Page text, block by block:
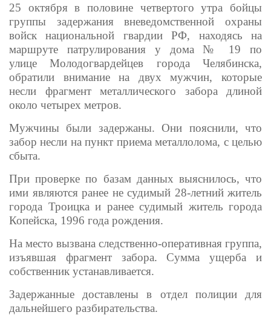
25 октября в половине четвертого утра бойцы
группы задержания вневедомственной охраны
войск национальной гвардии РФ, находясь на
маршруте патрулирования у дома № 19 по
улице Молодогвардейцев города Челябинска,
обратили внимание на двух мужчин, которые
несли фрагмент металлического забора длиной
около четырех метров.
Мужчины были задержаны. Они пояснили, что
забор несли на пункт приема металлолома, с целью
сбыта.
При проверке по базам данных выяснилось, что
ими являются ранее не судимый 28-летний житель
города Троицка и ранее судимый житель города
Копейска, 1996 года рождения.
На место вызвана следственно-оперативная группа,
изъявшая фрагмент забора. Сумма ущерба и
собственник устанавливается.
Задержанные доставлены в отдел полиции для
дальнейшего разбирательства.